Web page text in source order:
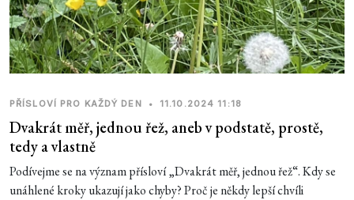
PŘÍSLOVÍ PRO KAŽDÝ DEN • 11.10.2024 11:18
Dvakrát měř, jednou řež, aneb v podstatě, prostě,
tedy a vlastně
Podívejme se na význam přísloví „Dvakrát měř, jednou řež“. Kdy se
unáhlené kroky ukazují jako chyby? Proč je někdy lepší chvíli